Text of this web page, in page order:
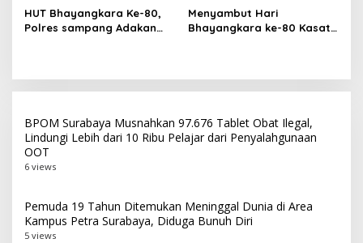
Digital dan AI
Pemberantasan Korupsi
HUT Bhayangkara Ke-80,
Polres sampang Adakan
Menyambut Hari
Bhayangkara ke-80 Kasat
BPOM Surabaya Musnahkan 97.676 Tablet Obat Ilegal,
Lindungi Lebih dari 10 Ribu Pelajar dari Penyalahgunaan
OOT
6 views
Pemuda 19 Tahun Ditemukan Meninggal Dunia di Area
Kampus Petra Surabaya, Diduga Bunuh Diri
5 views